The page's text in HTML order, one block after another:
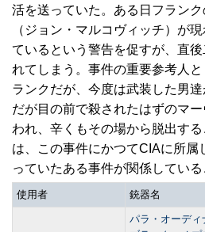
活を送っていた。ある日フラン
（ジョン・マルコヴィッチ）が
ているという警告を促すが、直
れてしまう。事件の重要参考人
ランクだが、今度は武装した男達
だが目の前で殺されたはずのマ
われ、辛くもその場から脱出す
は、この事件にかつてCIAに所属
っていたある事件が関係している
使用者 銃器名
パラ・オーディ